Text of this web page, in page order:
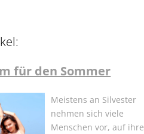
für den Sommer
Meistens an Silvester
nehmen sich viele
Menschen vor, auf ihre